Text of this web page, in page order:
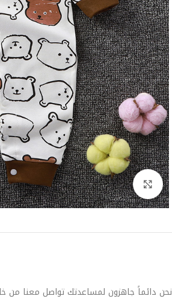
Click to enlarge
نحن دائماً جاهزون لمساعدتك تواصل معنا من